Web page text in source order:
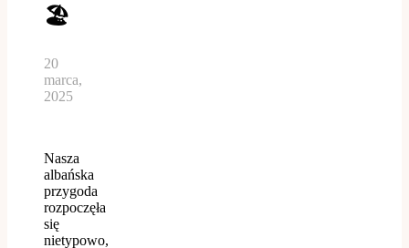
🏖️
20
marca,
2025
Nasza
albańska
przygoda
rozpoczęła
się
nietypowo,